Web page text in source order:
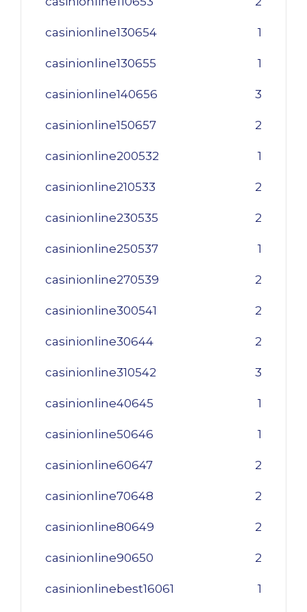
casinionline130654 1
casinionline130655 1
casinionline140656 3
casinionline150657 2
casinionline200532 1
casinionline210533 2
casinionline230535 2
casinionline250537 1
casinionline270539 2
casinionline300541 2
casinionline30644 2
casinionline310542 3
casinionline40645 1
casinionline50646 1
casinionline60647 2
casinionline70648 2
casinionline80649 2
casinionline90650 2
casinionlinebest16061 1